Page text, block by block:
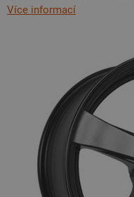
Více informací